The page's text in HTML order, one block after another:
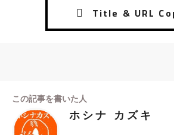
この記事を書いた人
ホシナ カズキ